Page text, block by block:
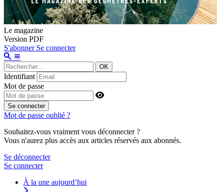
Le magazine
Version PDF
S'abonner Se connecter
OK
Identifiant
Mot de passe
Se connecter
Mot de passe oublié ?
Souhaitez-vous vraiment vous déconnecter ?
Vous n'aurez plus accès aux articles réservés aux abonnés.
Se déconnecter
Se connecter
À la une aujourd’hui